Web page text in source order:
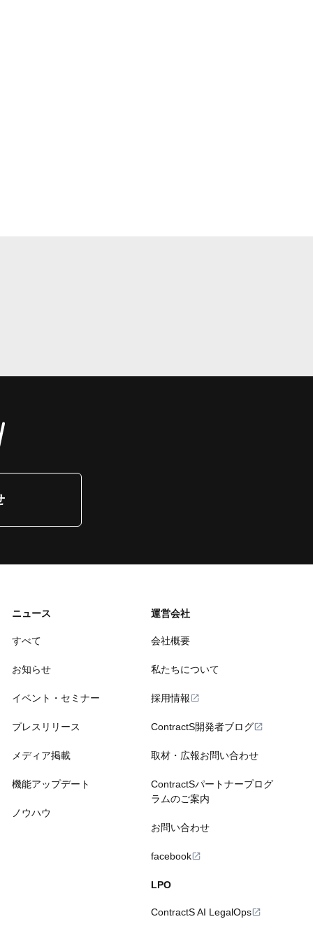
ニュース
すべて
お知らせ
イベント・セミナー
プレスリリース
メディア掲載
機能アップデート
ノウハウ
運営会社
会社概要
私たちについて
採用情報
ContractS開発者ブログ
取材・広報お問い合わせ
ContractSパートナープログ
ラムのご案内
お問い合わせ
facebook
LPO
ContractS AI LegalOps